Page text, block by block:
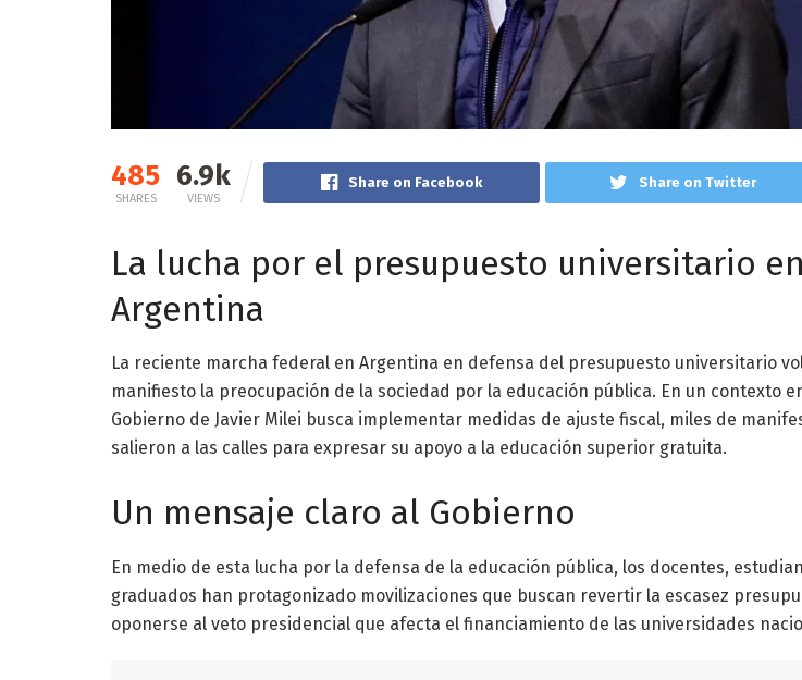
485
SHARES
6.9k
VIEWS
Share on Facebook Share on Twitter
La lucha por el presupuesto universitario en
Argentina
La reciente marcha federal en Argentina en defensa del presupuesto universitario
manifiesto la preocupación de la sociedad por la educación pública. En un contexto
Gobierno de Javier Milei busca implementar medidas de ajuste fiscal, miles de
salieron a las calles para expresar su apoyo a la educación superior gratuita.
Un mensaje claro al Gobierno
En medio de esta lucha por la defensa de la educación pública, los docentes,
graduados han protagonizado movilizaciones que buscan revertir la escasez
oponerse al veto presidencial que afecta el financiamiento de las universidades